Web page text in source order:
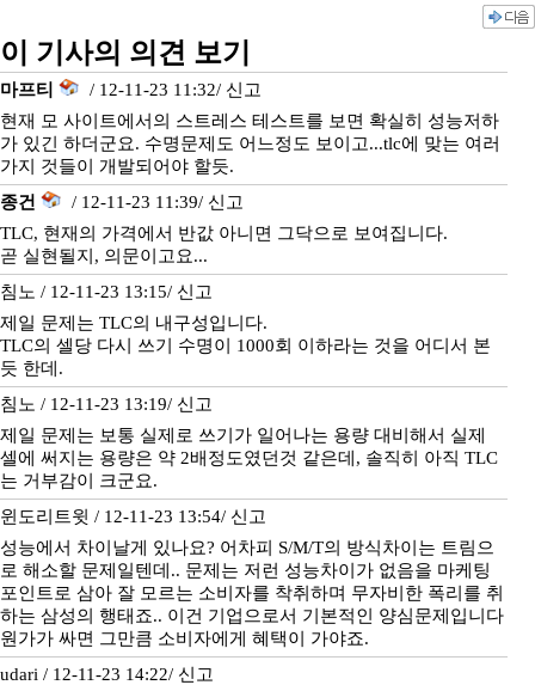
이 기사의 의견 보기
마프티 / 12-11-23 11:32/ 신고
현재 모 사이트에서의 스트레스 테스트를 보면 확실히 성능저하
가 있긴 하더군요. 수명문제도 어느정도 보이고...tlc에 맞는 여러
가지 것들이 개발되어야 할듯.
종건
/ 12-11-23 11:39/ 신고
TLC, 현재의 가격에서 반값 아니면 그닥으로 보여집니다.
곧 실현될지, 의문이고요...
침노 / 12-11-23 13:15/ 신고
제일 문제는 TLC의 내구성입니다.
TLC의 셀당 다시 쓰기 수명이 1000회 이하라는 것을 어디서 본
듯 한데.
침노 / 12-11-23 13:19/ 신고
제일 문제는 보통 실제로 쓰기가 일어나는 용량 대비해서 실제
셀에 써지는 용량은 약 2배정도였던것 같은데, 솔직히 아직 TLC
는 거부감이 크군요.
윈도리트윗 / 12-11-23 13:54/ 신고
성능에서 차이날게 있나요? 어차피 S/M/T의 방식차이는 트림으
로 해소할 문제일텐데.. 문제는 저런 성능차이가 없음을 마케팅
포인트로 삼아 잘 모르는 소비자를 착취하며 무자비한 폭리를 취
하는 삼성의 행태죠.. 이건 기업으로서 기본적인 양심문제입니다
원가가 싸면 그만큼 소비자에게 혜택이 가야죠.
udari / 12-11-23 14:22/ 신고